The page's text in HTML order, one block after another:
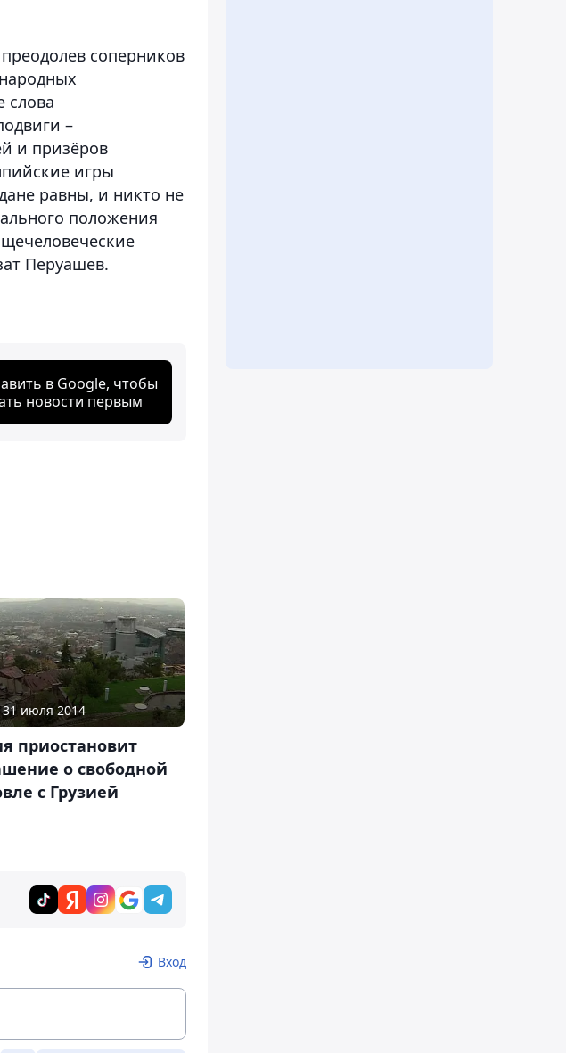
соперников
слова
–
и призёров
игры
равны, и никто не
положения
Перуашев.
в Google, чтобы
новости первым
31 июля 2014
приостановит
о свободной
с Грузией
Вход